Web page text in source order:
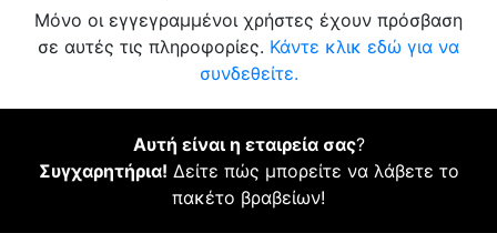
Μόνο οι εγγεγραμμένοι χρήστες έχουν πρόσβαση
σε αυτές τις πληροφορίες. Κάντε κλικ εδώ για να
συνδεθείτε.
Αυτή είναι η εταιρεία σας?
Συγχαρητήρια! Δείτε πώς μπορείτε να λάβετε το
πακέτο βραβείων!